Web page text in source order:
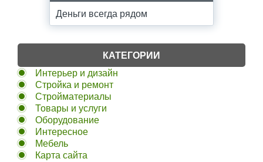
Деньги всегда рядом
КАТЕГОРИИ
Интерьер и дизайн
Стройка и ремонт
Стройматериалы
Товары и услуги
Оборудование
Интересное
Мебель
Карта сайта